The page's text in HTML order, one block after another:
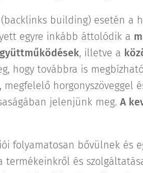
(backlinks building) esetén a
egyre inkább áttolódik a
, illetve a
hogy továbbra is
horgonyszöveggel
jelenjünk meg. A
folyamatosan bővülnek és
termékeinkről és